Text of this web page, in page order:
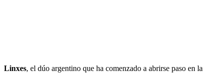
Linxes, el dúo argentino que ha comenzado a abrirse paso en la